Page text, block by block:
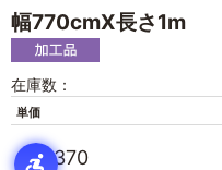
幅770cmX長さ1m
在庫数：
単価
￥4,370